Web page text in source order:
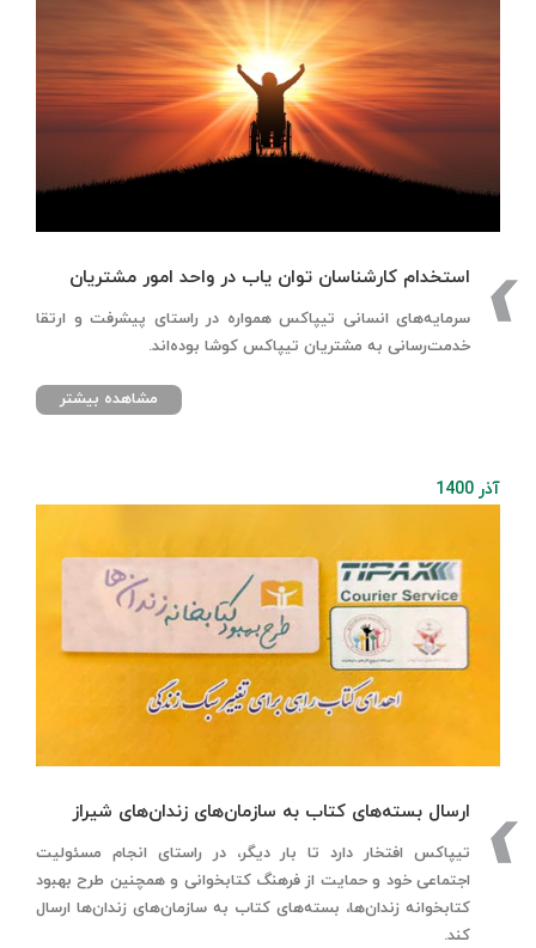
استخدام کارشناسان توان یاب در واحد امور مشتریان
سرمایه‌های انسانی تیپاکس همواره در راستای پیشرفت و ارتقا
خدمت‌رسانی به مشتریان تیپاکس کوشا بوده‌اند.
مشاهده بیشتر
آذر 1400
ارسال بسته‌های کتاب به سازمان‌های زندان‌های شیراز
تیپاکس افتخار دارد تا بار دیگر، در راستای انجام مسئولیت
اجتماعی خود و حمایت از فرهنگ کتابخوانی و همچنین طرح بهبود
کتابخوانه زندان‌ها، بسته‌های کتاب به سازمان‌های زندان‌ها ارسال
کند.